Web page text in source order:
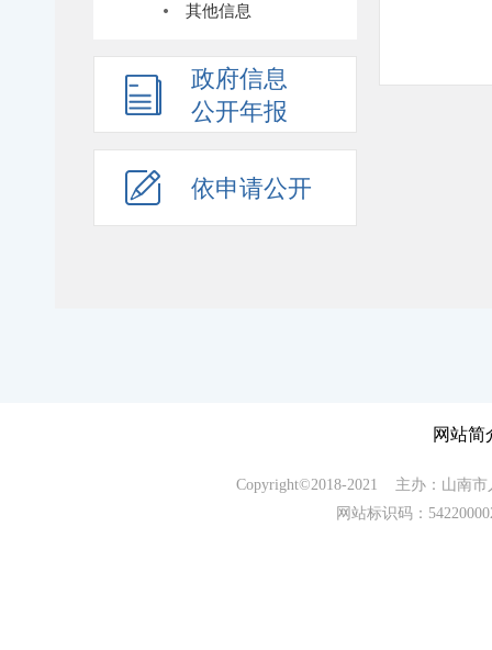
其他信息
政府信息
公开年报
依申请公开
网站简
Copyright©2018-2021 主办：山南
网站标识码：